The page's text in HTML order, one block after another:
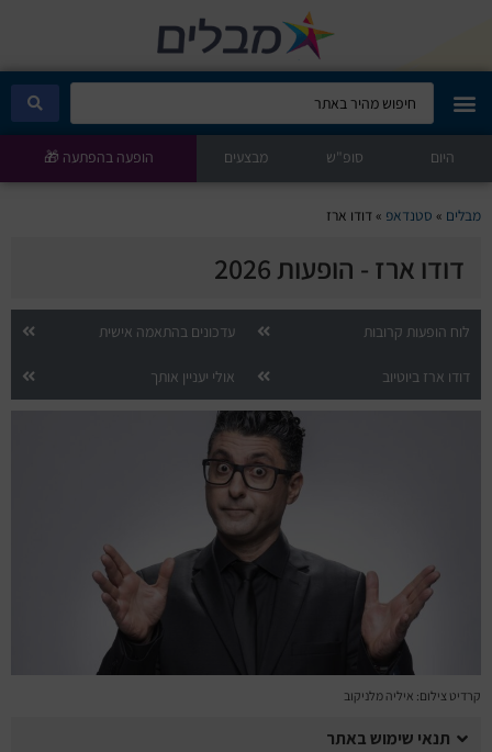
מבלים קלאב
הופעות היום
סטנדאפ
הצגות ילדים
הופעות חיות
קונצרטים
הרצאות
היום סופ"ש מבצעים הופעה בהפתעה 🎁
מבלים » סטנדאפ » דודו ארז
דודו ארז - הופעות 2026
לוח הופעות קרובות עדכונים בהתאמה אישית
דודו ארז ביוטיוב אולי יעניין אותך
קרדיט צילום: איליה מלניקוב
תנאי שימוש באתר